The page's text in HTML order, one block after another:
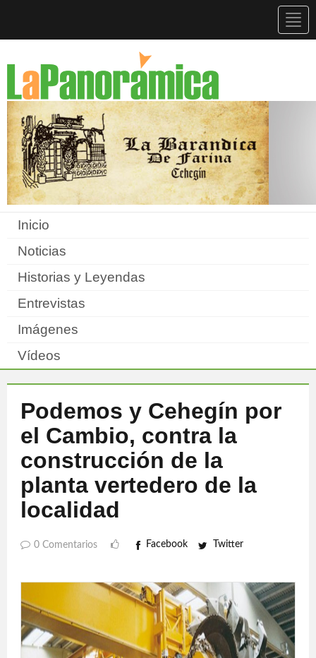
Inicio
Noticias
Historias y Leyendas
Entrevistas
Imágenes
Vídeos
Podemos y Cehegín por
el Cambio, contra la
construcción de la
planta vertedero de la
localidad
0 Comentarios Facebook Twitter